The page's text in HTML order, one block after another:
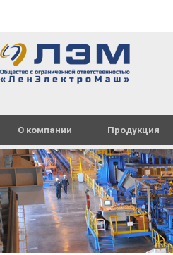
О компании Продукция